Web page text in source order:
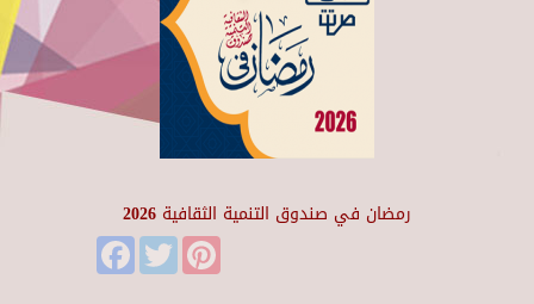
رمضان في صندوق التنمية الثقافية 2026
FacebookTwitter